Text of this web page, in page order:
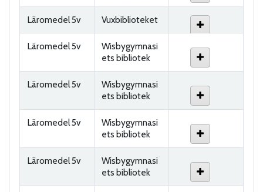
Läromedel 5v Vuxbiblioteket
Läromedel 5v
Wisbygymnasi
ets bibliotek
Läromedel 5v
Wisbygymnasi
ets bibliotek
Läromedel 5v
Wisbygymnasi
ets bibliotek
Läromedel 5v
Wisbygymnasi
ets bibliotek